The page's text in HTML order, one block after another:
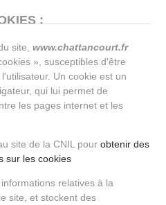
:
site,www.chattancourt.fr
», susceptibles d'être
Un cookie est un
qui lui permet de
les pages internet et les
site de la CNIL pourobtenir des
sur les cookies
relatives à la
site, et stockent des